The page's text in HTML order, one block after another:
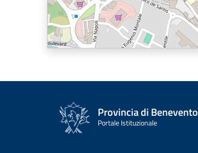
Provincia di Benevento
Portale Istituzionale